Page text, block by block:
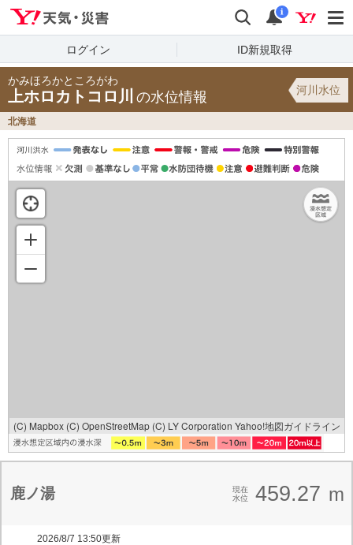
検索 通知
i
ログイン ID新規取得
かみほろかところがわ
上ホロカトコロ川 の水位情報 河川水位
北海道
(C) Mapbox (C) OpenStreetMap (C) LY Corporation Yahoo!地図ガイドライン
鹿ノ湯
現在
水位
459.27 m
2026/8/7 13:50更新